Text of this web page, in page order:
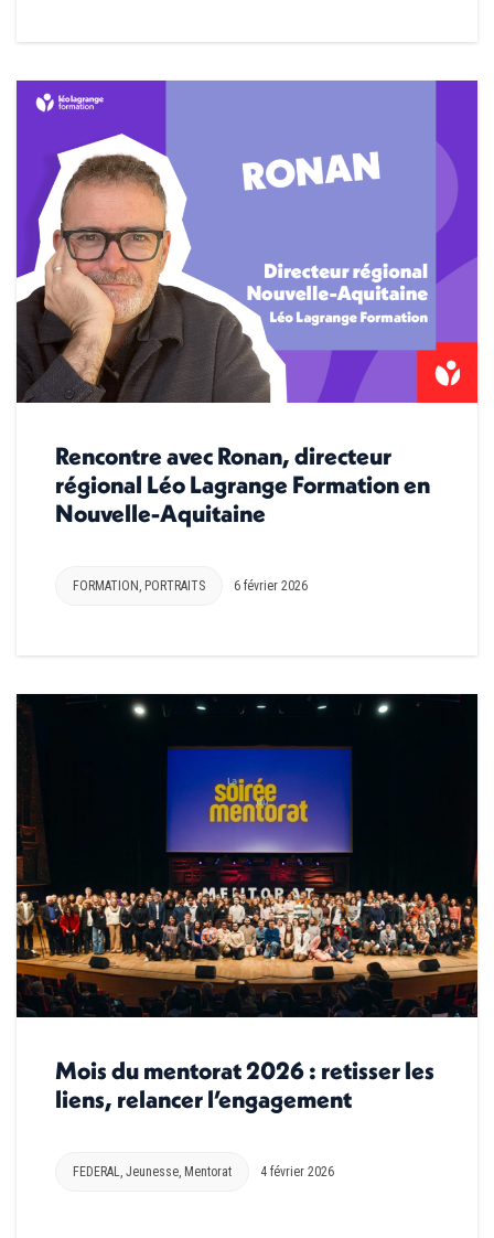
Rencontre avec Ronan, directeur
régional Léo Lagrange Formation en
Nouvelle-Aquitaine
FORMATION , PORTRAITS 6 février 2026
Mois du mentorat 2026 : retisser les
liens, relancer l’engagement
FEDERAL, Jeunesse, Mentorat 4 février 2026